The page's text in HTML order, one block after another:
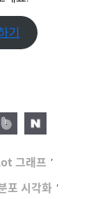
기
그래프 ,
포 시각화 ,